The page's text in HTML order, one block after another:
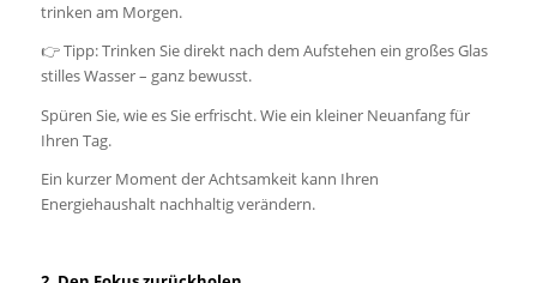
trinken am Morgen.
👉 Tipp: Trinken Sie direkt nach dem Aufstehen ein großes Glas
stilles Wasser – ganz bewusst.
Spüren Sie, wie es Sie erfrischt. Wie ein kleiner Neuanfang für
Ihren Tag.
Ein kurzer Moment der Achtsamkeit kann Ihren
Energiehaushalt nachhaltig verändern.